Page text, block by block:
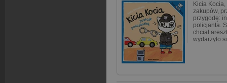
Kicia
zakupów,
przygodę:
policjanta.
chciał
wydarzyło